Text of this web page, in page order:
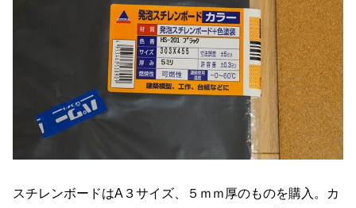
スチレンボードはA３サイズ、５ｍｍ厚のものを購入。カ